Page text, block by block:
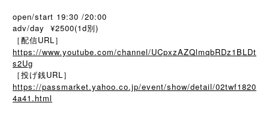
open/start 19:30 /20:00
adv/day ¥2500(1d別)
［配信URL］
https://www.youtube.com/channel/UCpxzAZQlmqbRDz1BLDt
s2Ug
［投げ銭URL］
https://passmarket.yahoo.co.jp/event/show/detail/02twf1820
4a41.html